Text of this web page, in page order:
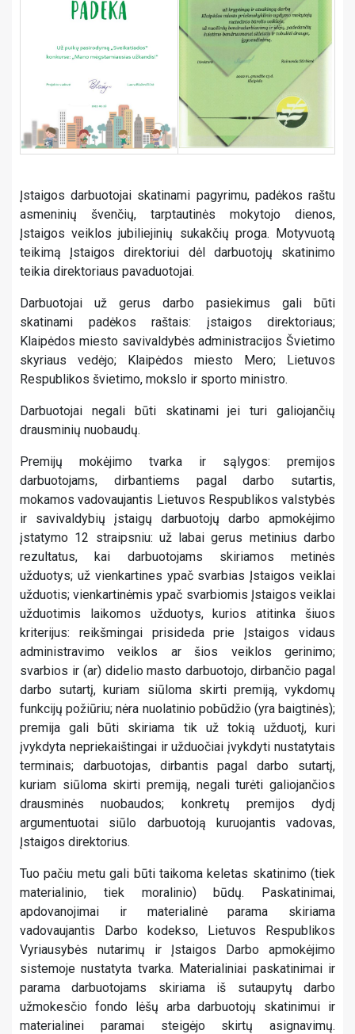
Įstaigos darbuotojai skatinami pagyrimu, padėkos raštu
asmeninių švenčių, tarptautinės mokytojo dienos,
Įstaigos veiklos jubiliejinių sukakčių proga. Motyvuotą
teikimą Įstaigos direktoriui dėl darbuotojų skatinimo
teikia direktoriaus pavaduotojai.
Darbuotojai už gerus darbo pasiekimus gali būti
skatinami padėkos raštais: įstaigos direktoriaus;
Klaipėdos miesto savivaldybės administracijos Švietimo
skyriaus vedėjo; Klaipėdos miesto Mero; Lietuvos
Respublikos švietimo, mokslo ir sporto ministro.
Darbuotojai negali būti skatinami jei turi galiojančių
drausminių nuobaudų.
Premijų mokėjimo tvarka ir sąlygos: premijos
darbuotojams, dirbantiems pagal darbo sutartis,
mokamos vadovaujantis Lietuvos Respublikos valstybės
ir savivaldybių įstaigų darbuotojų darbo apmokėjimo
įstatymo 12 straipsniu: už labai gerus metinius darbo
rezultatus, kai darbuotojams skiriamos metinės
užduotys; už vienkartines ypač svarbias Įstaigos veiklai
užduotis; vienkartinėmis ypač svarbiomis Įstaigos veiklai
užduotimis laikomos užduotys, kurios atitinka šiuos
kriterijus: reikšmingai prisideda prie Įstaigos vidaus
administravimo veiklos ar šios veiklos gerinimo;
svarbios ir (ar) didelio masto darbuotojo, dirbančio pagal
darbo sutartį, kuriam siūloma skirti premiją, vykdomų
funkcijų požiūriu; nėra nuolatinio pobūdžio (yra baigtinės);
premija gali būti skiriama tik už tokią užduotį, kuri
įvykdyta nepriekaištingai ir užduočiai įvykdyti nustatytais
terminais; darbuotojas, dirbantis pagal darbo sutartį,
kuriam siūloma skirti premiją, negali turėti galiojančios
drausminės nuobaudos; konkretų premijos dydį
argumentuotai siūlo darbuotoją kuruojantis vadovas,
Įstaigos direktorius.
Tuo pačiu metu gali būti taikoma keletas skatinimo (tiek
materialinio, tiek moralinio) būdų. Paskatinimai,
apdovanojimai ir materialinė parama skiriama
vadovaujantis Darbo kodekso, Lietuvos Respublikos
Vyriausybės nutarimų ir Įstaigos Darbo apmokėjimo
sistemoje nustatyta tvarka. Materialiniai paskatinimai ir
parama darbuotojams skiriama iš sutaupytų darbo
užmokesčio fondo lėšų arba darbuotojų skatinimui ir
materialinei paramai steigėjo skirtų asignavimų.